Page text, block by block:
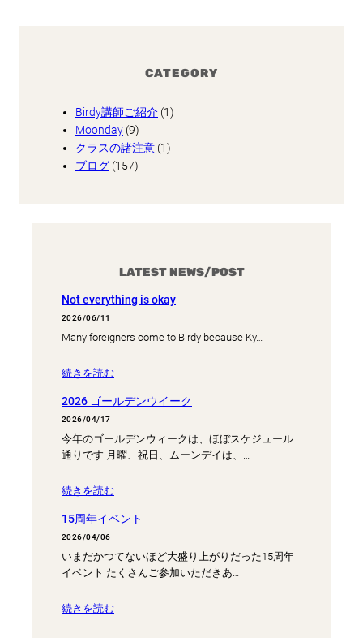
CATEGORY
Birdy講師ご紹介 (1)
Moonday (9)
クラスの諸注意 (1)
ブログ (157)
LATEST NEWS/POST
Not everything is okay
2026/06/11
Many foreigners come to Birdy because Ky…
続きを読む
2026 ゴールデンウイーク
2026/04/17
今年のゴールデンウィークは、ほぼスケジュール
通りです 月曜、祝日、ムーンデイは、…
続きを読む
15周年イベント
2026/04/06
いまだかつてないほど大盛り上がりだった15周年
イベント たくさんご参加いただきあ…
続きを読む